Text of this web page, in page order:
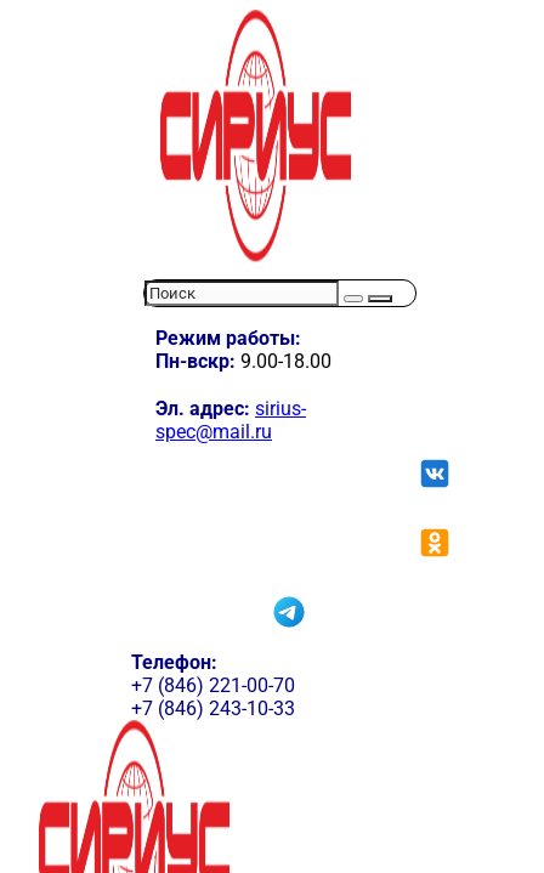
Режим работы:
Пн-вскр: 9.00-18.00
Эл. адрес: sirius-
spec@mail.ru
Телефон:
+7 (846) 221-00-70
+7 (846) 243-10-33